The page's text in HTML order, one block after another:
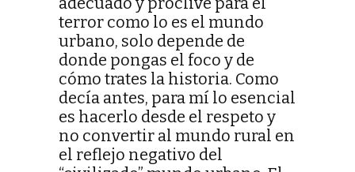
terror como lo es el mundo
urbano, solo depende de
donde pongas el foco y de
cómo trates la historia. Como
decía antes, para mí lo esencial
es hacerlo desde el respeto y
no convertir al mundo rural en
el reflejo negativo del